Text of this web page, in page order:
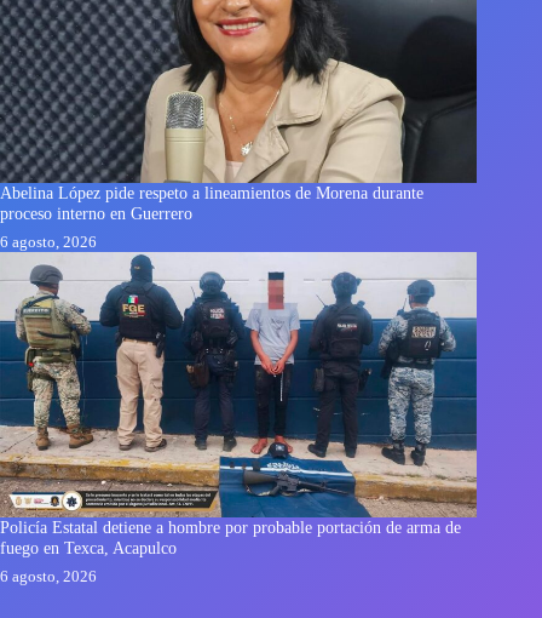
Abelina López pide respeto a lineamientos de Morena durante
proceso interno en Guerrero
6 agosto, 2026
Policía Estatal detiene a hombre por probable portación de arma de
fuego en Texca, Acapulco
6 agosto, 2026